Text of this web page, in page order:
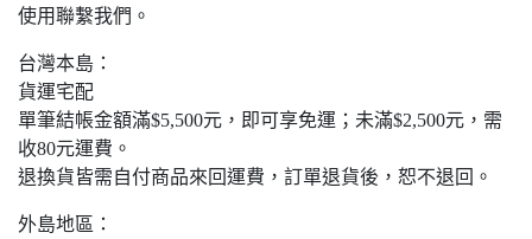
使用聯繫我們。
台灣本島：
貨運宅配
單筆結帳金額滿$5,500元，即可享免運；未滿$2,500元，需
收80元運費。
退換貨皆需自付商品來回運費，訂單退貨後，恕不退回。
外島地區：